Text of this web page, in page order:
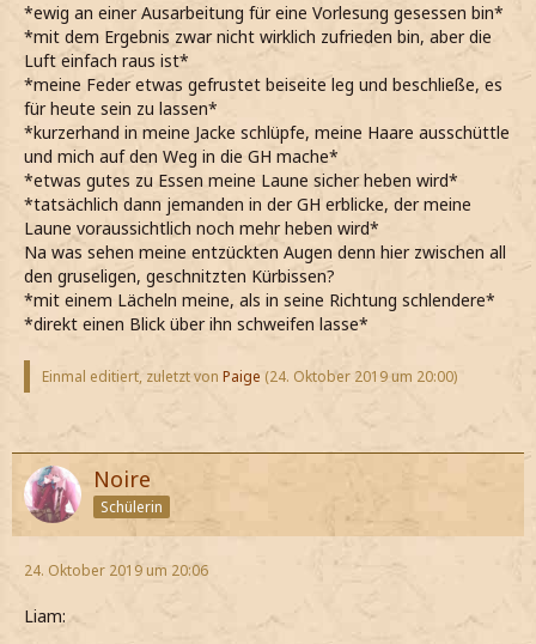
*ewig an einer Ausarbeitung für eine Vorlesung gesessen bin*
*mit dem Ergebnis zwar nicht wirklich zufrieden bin, aber die
Luft einfach raus ist*
*meine Feder etwas gefrustet beiseite leg und beschließe, es
für heute sein zu lassen*
*kurzerhand in meine Jacke schlüpfe, meine Haare ausschüttle
und mich auf den Weg in die GH mache*
*etwas gutes zu Essen meine Laune sicher heben wird*
*tatsächlich dann jemanden in der GH erblicke, der meine
Laune voraussichtlich noch mehr heben wird*
Na was sehen meine entzückten Augen denn hier zwischen all
den gruseligen, geschnitzten Kürbissen?
*mit einem Lächeln meine, als in seine Richtung schlendere*
*direkt einen Blick über ihn schweifen lasse*
Einmal editiert, zuletzt von Paige (24. Oktober 2019 um 20:00)
Noire
Schülerin
24. Oktober 2019 um 20:06
Liam: